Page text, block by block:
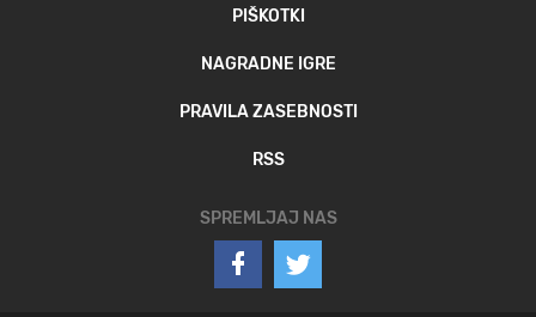
PIŠKOTKI
NAGRADNE IGRE
PRAVILA ZASEBNOSTI
RSS
SPREMLJAJ NAS